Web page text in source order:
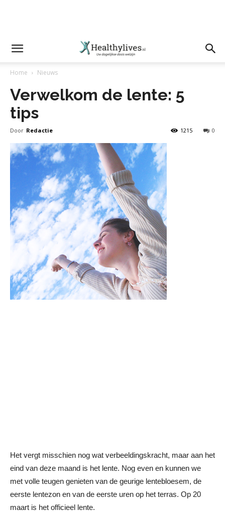
Home Nieuws
Verwelkom de lente: 5
tips
Door Redactie 0
1215
Het vergt misschien nog wat verbeeldingskracht, maar aan het
eind van deze maand is het lente. Nog even en kunnen we
met volle teugen genieten van de geurige lentebloesem, de
eerste lentezon en van de eerste uren op het terras. Op 20
maart is het officieel lente.